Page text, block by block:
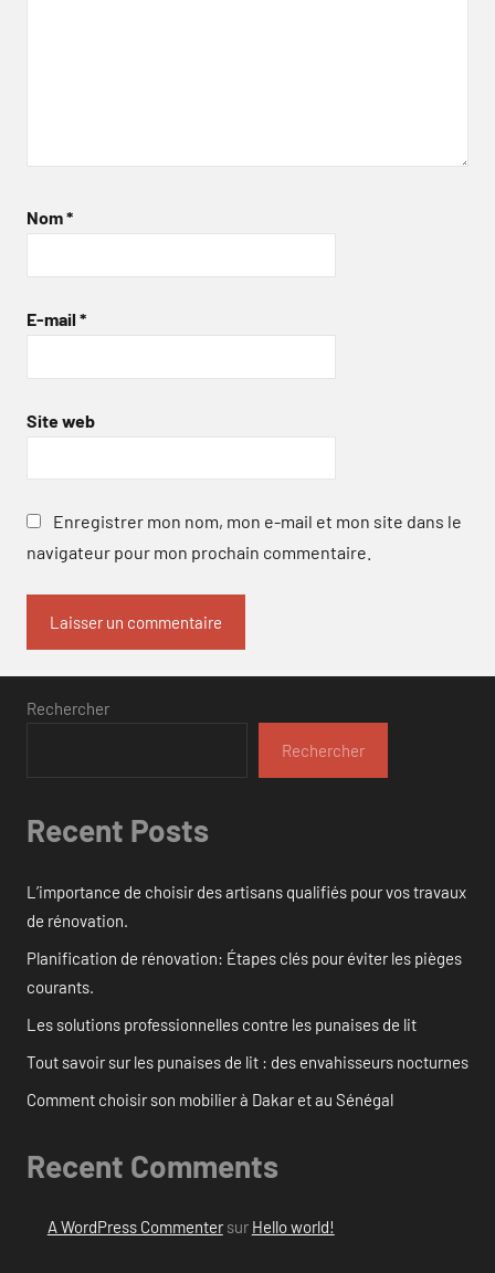
Nom*
E-mail *
Site web
Enregistrer mon nom, mon e-mail et mon site dans le
navigateur pour mon prochain commentaire.
Rechercher
Rechercher
Recent Posts
L’importance de choisir des artisans qualifiés pour vos travaux
de rénovation.
Planification de rénovation: Étapes clés pour éviter les pièges
courants.
Les solutions professionnelles contre les punaises de lit
Tout savoir sur les punaises de lit : des envahisseurs nocturnes
Comment choisir son mobilier à Dakar et au Sénégal
Recent Comments
A WordPress Commentersur Hello world!